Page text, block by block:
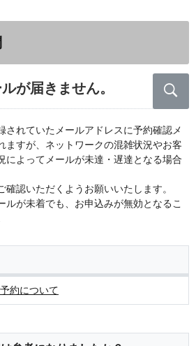
が届きません。
されていたメールアドレスに予約確認メ
ますが、ネットワークの混雑状況やお客
によってメールが未達・遅達となる場合
確認いただくようお願いいたします。
ルが未着でも、お申込みが無効となるこ
約について